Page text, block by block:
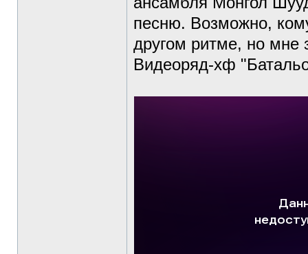
песню. Возможно,
другом ритме, но мне
Видеоряд-хф